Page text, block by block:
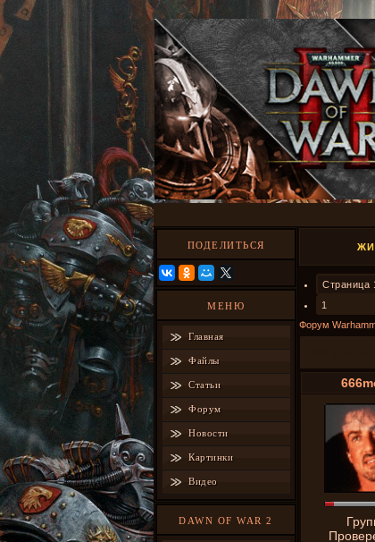
ПОДЕЛИТЬСЯ
МЕНЮ
Главная
Файлы
Статьи
Форум
Новости
Картинки
Видео
DAWN OF WAR 2
Страница
1
Форум